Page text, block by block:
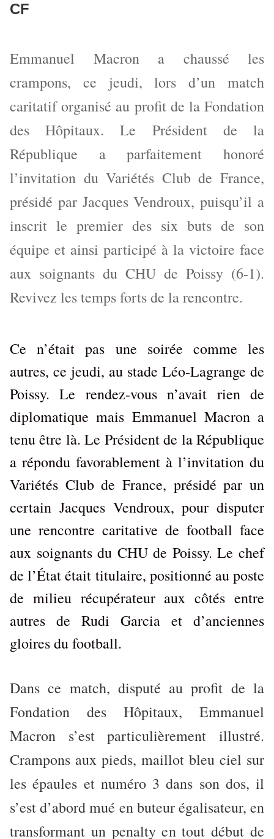
CF
Emmanuel Macron a chaussé les
crampons, ce jeudi, lors d’un match
caritatif organisé au profit de la Fondation
des Hôpitaux. Le Président de la
République a parfaitement honoré
l’invitation du Variétés Club de France,
présidé par Jacques Vendroux, puisqu’il a
inscrit le premier des six buts de son
équipe et ainsi participé à la victoire face
aux soignants du CHU de Poissy (6-1).
Revivez les temps forts de la rencontre.
Ce n’était pas une soirée comme les
autres, ce jeudi, au stade Léo-Lagrange de
Poissy. Le rendez-vous n’avait rien de
diplomatique mais Emmanuel Macron a
tenu être là. Le Président de la République
a répondu favorablement à l’invitation du
Variétés Club de France, présidé par un
certain Jacques Vendroux, pour disputer
une rencontre caritative de football face
aux soignants du CHU de Poissy. Le chef
de l’État était titulaire, positionné au poste
de milieu récupérateur aux côtés entre
autres de Rudi Garcia et d’anciennes
gloires du football.
Dans ce match, disputé au profit de la
Fondation des Hôpitaux, Emmanuel
Macron s’est particulièrement illustré.
Crampons aux pieds, maillot bleu ciel sur
les épaules et numéro 3 dans son dos, il
s’est d’abord mué en buteur égalisateur, en
transformant un penalty en tout début de